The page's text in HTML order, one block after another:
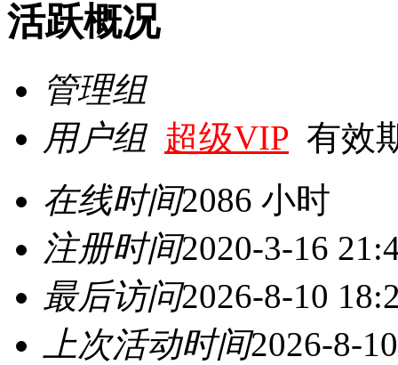
活跃概况
管理组
用户组 超级VIP 有效
在线时间2086 小时
注册时间2020-3-16
最后访问2026-8-10
上次活动时间2026-8-